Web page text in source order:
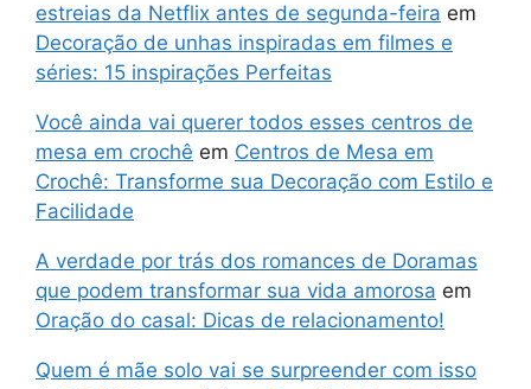
estreias da Netflix antes de segunda-feira em
Decoração de unhas inspiradas em filmes e
séries: 15 inspirações Perfeitas
Você ainda vai querer todos esses centros de
mesa em crochê em Centros de Mesa em
Crochê: Transforme sua Decoração com Estilo e
Facilidade
A verdade por trás dos romances de Doramas
que podem transformar sua vida amorosa em
Oração do casal: Dicas de relacionamento!
Quem é mãe solo vai se surpreender com isso